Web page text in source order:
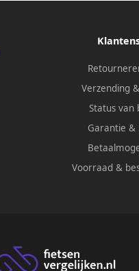
Verzending
Status van
Garantie
Voorraad &